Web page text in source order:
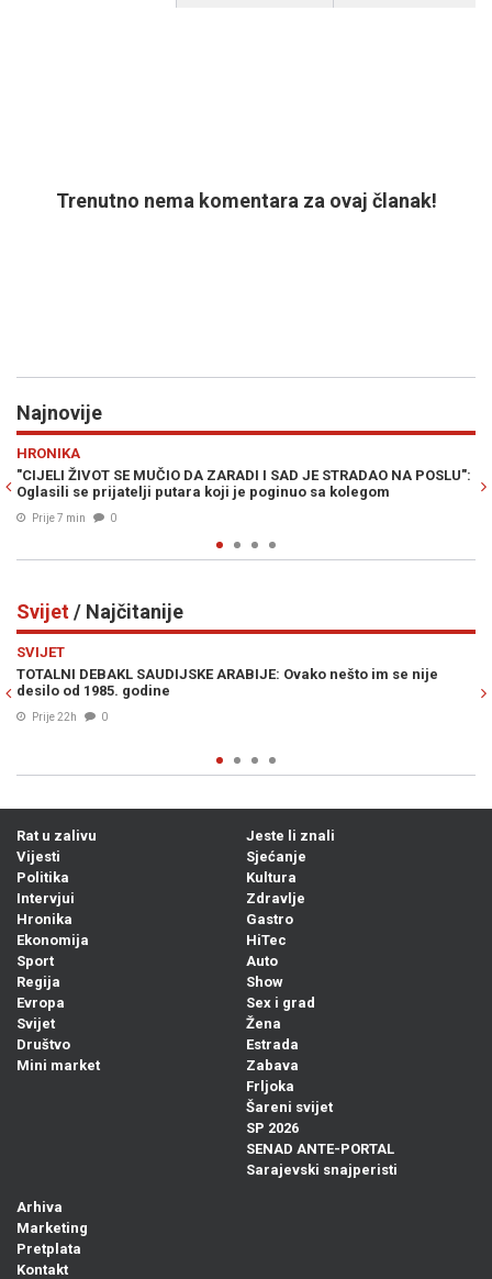
Trenutno nema komentara za ovaj članak!
Najnovije
I SAD JE STRADAO NA POSLU":
je poginuo sa kolegom
PAKLENI PLAN TEHERANA:
Donalda Trumpa prije izbora
Svijet/ Najčitanije
ARABIJE: Ovako nešto im se nije
IZRAEL ZABRINUT ZBOG
Rat u zalivu
Vijesti
Politika
Intervjui
Hronika
Ekonomija
Sport
Regija
Evropa
Svijet
Društvo
Mini market
Jeste li znali
Sjećanje
Kultura
Zdravlje
Gastro
HiTec
Auto
Show
Sex i grad
Žena
Estrada
Zabava
Frljoka
Šareni svijet
SP 2026
SENAD ANTE-PORTAL
Sarajevski snajperisti
Arhiva
Marketing
Pretplata
Kontakt